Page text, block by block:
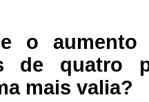
o
de quatro
mais valia?